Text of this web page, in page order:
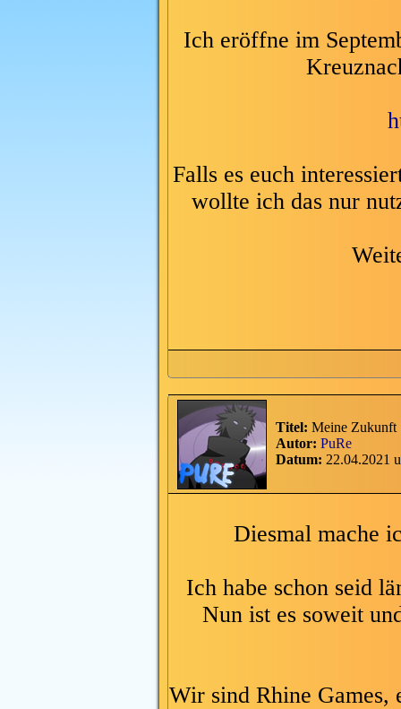
Ich eröffne im
Falls es euch
wollte ich das nur
Titel: Meine Zukunft
Autor: PuRe
Datum: 22.04.2021
Diesmal mache
Ich habe schon seid
Nun ist es soweit
Wir sind Rhine Games,